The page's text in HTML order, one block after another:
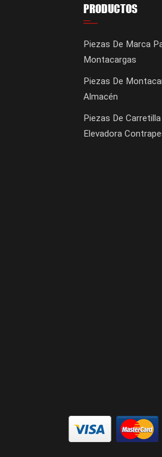
PRODUCTOS
Piezas De Marca
Montacargas
Piezas De
Almacén
Piezas De Carretilla
Elevadora